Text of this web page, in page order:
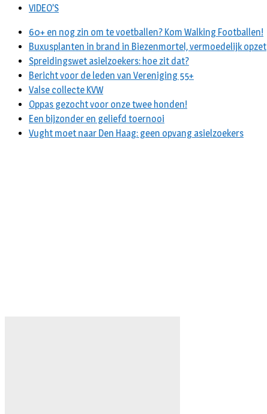
VIDEO’S
60+ en nog zin om te voetballen? Kom Walking Footballen!
Buxusplanten in brand in Biezenmortel, vermoedelijk opzet
Spreidingswet asielzoekers: hoe zit dat?
Bericht voor de leden van Vereniging 55+
Valse collecte KVW
Oppas gezocht voor onze twee honden!
Een bijzonder en geliefd toernooi
Vught moet naar Den Haag: geen opvang asielzoekers